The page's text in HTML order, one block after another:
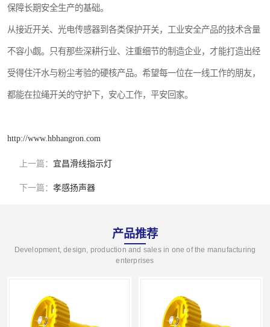
保障长期安全生产的基础。
从接近开关、光电传感器到各类保护开关，工业安全产品的技术含量
不容小觑。只有那些深耕行业、注重细节的制造企业，才能打造出经
受得住汗水与粉尘考验的硬核产品。希望每一位在一线工作的朋友，
都能在拉绳开关的守护下，安心工作，平安回家。
http://www.hbhangron.com
上一篇： 宜昌滑线指示灯
下一篇： 孝感扬声器
产品推荐
Development, design, production and sales in one of the manufacturing
enterprises